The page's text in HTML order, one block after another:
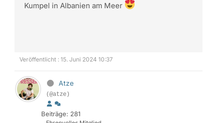
Kumpel in Albanien am Meer
Veröffentlicht : 15. Juni 2024 10:37
Atze
(@atze)
Beiträge: 281